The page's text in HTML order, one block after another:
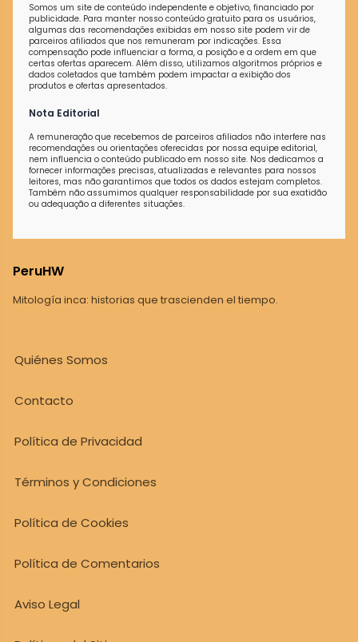
Somos um site de conteúdo independente e objetivo, financiado por
publicidade. Para manter nosso conteúdo gratuito para os usuários,
algumas das recomendações exibidas em nosso site podem vir de
parceiros afiliados que nos remuneram por indicações. Essa
compensação pode influenciar a forma, a posição e a ordem em que
certas ofertas aparecem. Além disso, utilizamos algoritmos próprios e
dados coletados que também podem impactar a exibição dos
produtos e ofertas apresentados.
Nota Editorial
A remuneração que recebemos de parceiros afiliados não interfere nas
recomendações ou orientações oferecidas por nossa equipe editorial,
nem influencia o conteúdo publicado em nosso site. Nos dedicamos a
fornecer informações precisas, atualizadas e relevantes para nossos
leitores, mas não garantimos que todos os dados estejam completos.
Também não assumimos qualquer responsabilidade por sua exatidão
ou adequação a diferentes situações.
PeruHW
Mitología inca: historias que trascienden el tiempo.
Quiénes Somos
Contacto
Política de Privacidad
Términos y Condiciones
Política de Cookies
Política de Comentarios
Aviso Legal